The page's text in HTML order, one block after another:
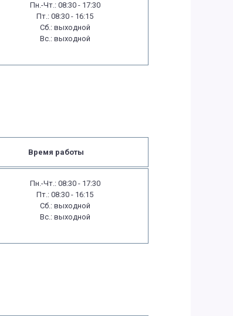
Пн.-Чт.: 08:30 - 17:30
Пт.: 08:30 - 16:15
Сб.: выходной
Вс.: выходной
Время работы
Пн.-Чт.: 08:30 - 17:30
Пт.: 08:30 - 16:15
Сб.: выходной
Вс.: выходной